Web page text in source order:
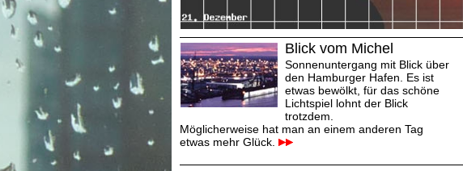
Blick vom Michel
Sonnenuntergang mit Blick über
den Hamburger Hafen. Es ist
etwas bewölkt, für das schöne
Lichtspiel lohnt der Blick
trotzdem.
Möglicherweise hat man an einem anderen Tag
etwas mehr Glück.